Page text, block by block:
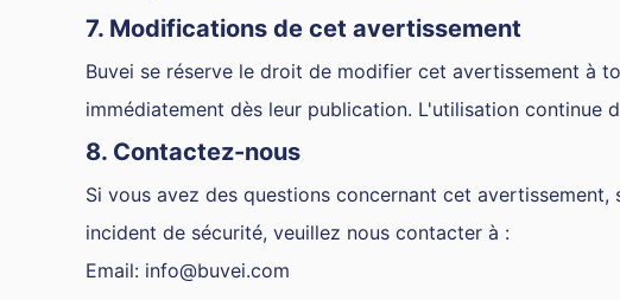
7. Modifications de cet avertissement
Buvei se réserve le droit de modifier cet avertissement à
immédiatement dès leur publication. L'utilisation
8. Contactez-nous
Si vous avez des questions concernant cet
incident de sécurité, veuillez nous contacter à :
Email: info@buvei.com